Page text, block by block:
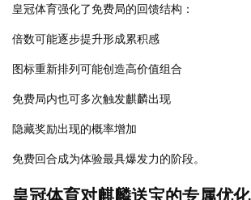
皇冠体育强化了免费局的回馈结构：
倍数可能逐步提升形成累积感
图标重新排列可能创造高价值组合
免费局内也可多次触发麒麟出现
隐藏奖励出现的概率增加
免费回合成为体验最具爆发力的阶段。